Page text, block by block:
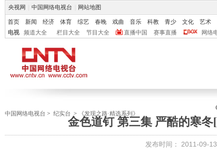
央视网 中国网络电视台 网站地图
首页 新闻 经济 体育 综艺 春晚 戏曲 音乐 科教 青少 文化
艺术
电视
频道大全 栏目大全 节目大全 直播中国 赛事直播 网络
中国网络电视台 > 纪实台 > 《发现之路·精选系列》
金色道钉 第三集 严酷的寒冬
发布时间： 2011-09-